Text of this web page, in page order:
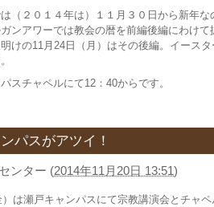
（２０１４年は）１１月３０日から新年
ンアワーでは教会の暦を前編後編にわけ
けの11月24日（月）はその後編。イース
スチャペルにて12：40からです。
パスがアツイ！
ンター (2014年11月20日 13:51)
）は瀬戸キャンパスにて宗教講演会とチャ